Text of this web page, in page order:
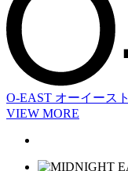
O-EAST オーイースト
VIEW MORE